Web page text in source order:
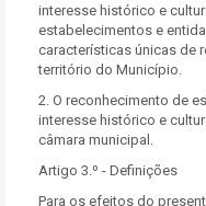
interesse histórico e
estabelecimentos e
características únicas de
território do Município.
2. O reconhecimento de
interesse histórico e
câmara municipal.
Artigo 3.º - Definições
Para os efeitos do